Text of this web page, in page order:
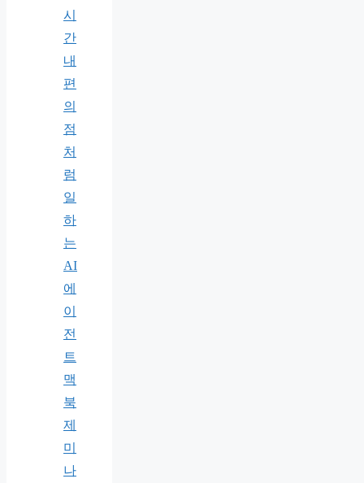
시
간
내
편
의
점
처
럼
일
하
는
AI
에
이
전
트
맥
북
제
미
나